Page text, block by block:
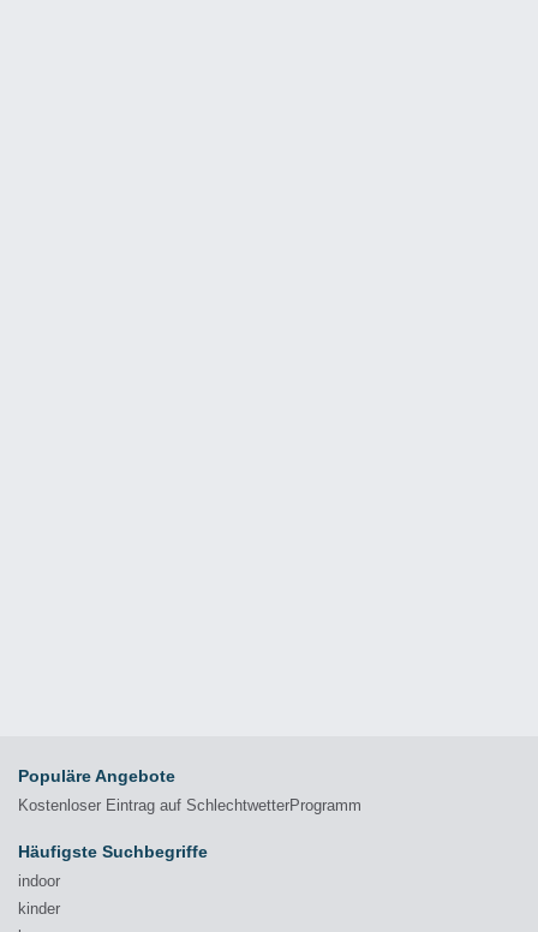
Populäre Angebote
Kostenloser Eintrag auf SchlechtwetterProgramm
Häufigste Suchbegriffe
indoor
kinder